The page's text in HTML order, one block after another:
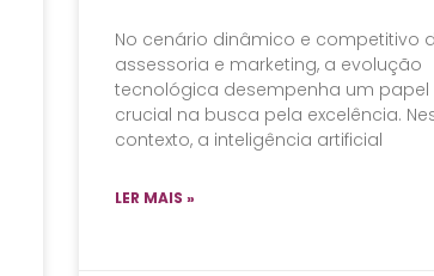
No cenário dinâmico e competitivo
assessoria e marketing, a evolução
tecnológica desempenha um papel
crucial na busca pela excelência.
contexto, a inteligência artificial
LER MAIS »